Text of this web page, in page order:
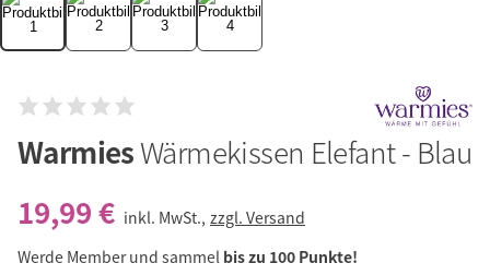
WarmiesWärmekissen Elefant - Blau
19,99 € inkl. MwSt., zzgl. Versand
Werde Member und sammel bis zu 100 Punkte!